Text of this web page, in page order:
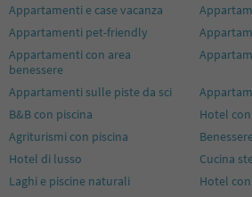
11
12
13
14
15
17
18
19
20
Appartamenti e case vacanza
Appartamenti pet-friendly
Appartamenti con area
benessere
Appartamenti sulle piste da sci
B&B con piscina
Hotel
Agriturismi con piscina
Hotel di lusso
Cucina
Laghi e piscine naturali
Hotel